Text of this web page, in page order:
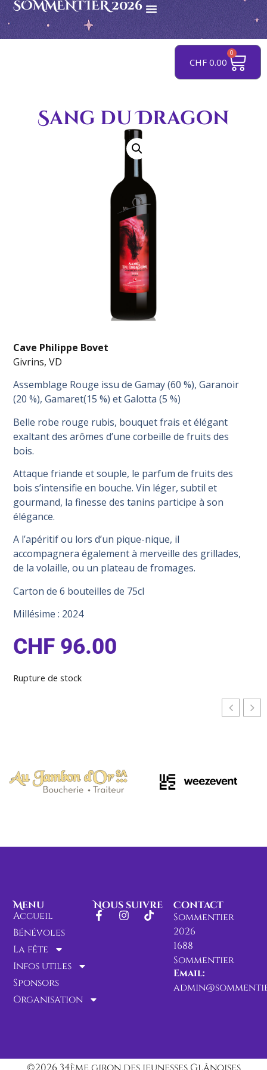
SOMMENTIER 2026
CHF 0.00
0
Sang du Dragon
Cave Philippe Bovet
Givrins, VD
Assemblage Rouge issu de Gamay (60 %), Garanoir
(20 %), Gamaret(15 %) et Galotta (5 %)
Belle robe rouge rubis, bouquet frais et élégant
exaltant des arômes d’une corbeille de fruits des
bois.
Attaque friande et souple, le parfum de fruits des
bois s’intensifie en bouche. Vin léger, subtil et
gourmand, la finesse des tanins participe à son
élégance.
A l’apéritif ou lors d’un pique-nique, il
accompagnera également à merveille des grillades,
de la volaille, ou un plateau de fromages.
Carton de 6 bouteilles de 75cl
Millésime : 2024
CHF 96.00
Rupture de stock
Contact
Sommentier
2026
1688
Sommentier
Email:
Nous suivre
Menu
Accueil
Bénévoles
La fête
Infos utiles
Sponsors
Organisation